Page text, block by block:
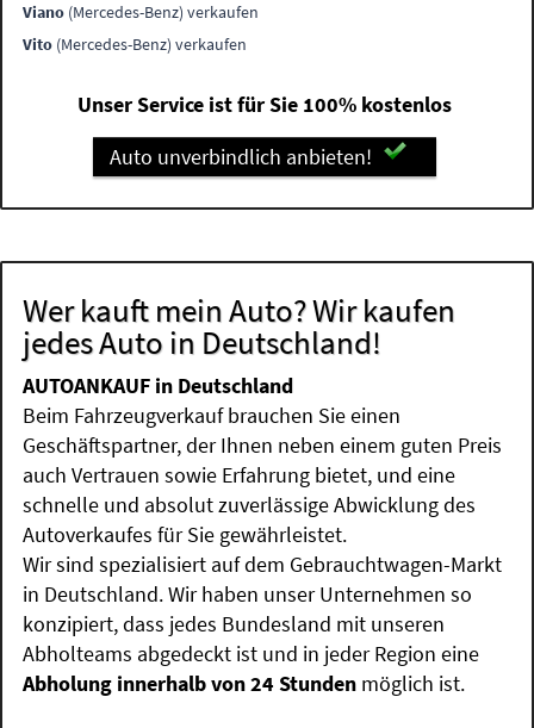
Viano (Mercedes-Benz) verkaufen
Vito (Mercedes-Benz) verkaufen
Unser Service ist für Sie 100% kostenlos
Auto unverbindlich anbieten!
Wer kauft mein Auto? Wir kaufen
jedes Auto in Deutschland!
AUTOANKAUF in Deutschland
Beim Fahrzeugverkauf brauchen Sie einen
Geschäftspartner, der Ihnen neben einem guten Preis
auch Vertrauen sowie Erfahrung bietet, und eine
schnelle und absolut zuverlässige Abwicklung des
Autoverkaufes für Sie gewährleistet.
Wir sind spezialisiert auf dem Gebrauchtwagen-Markt
in Deutschland. Wir haben unser Unternehmen so
konzipiert, dass jedes Bundesland mit unseren
Abholteams abgedeckt ist und in jeder Region eine
Abholung innerhalb von 24 Stunden möglich ist.